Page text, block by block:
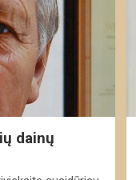
dainų